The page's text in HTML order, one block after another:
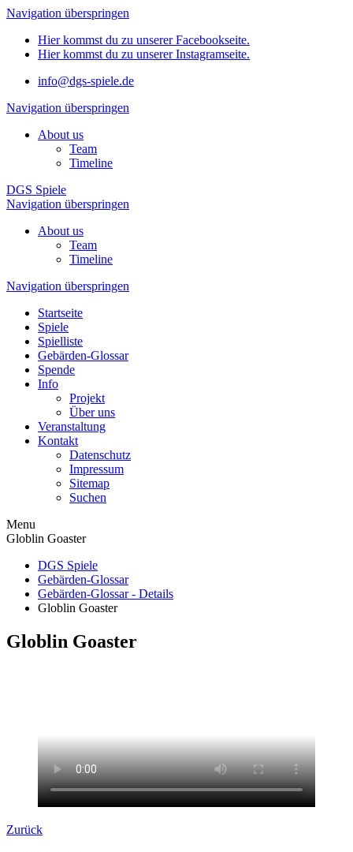
Navigation überspringen
Hier kommst du zu unserer Facebookseite.
Hier kommst du zu unserer Instagramseite.
info@dgs-spiele.de
Navigation überspringen
About us
Team
Timeline
DGS Spiele
Navigation überspringen
About us
Team
Timeline
Navigation überspringen
Startseite
Spiele
Spielliste
Gebärden-Glossar
Spende
Info
Projekt
Über uns
Veranstaltung
Kontakt
Datenschutz
Impressum
Sitemap
Suchen
Menu
Globlin Goaster
DGS Spiele
Gebärden-Glossar
Gebärden-Glossar - Details
Globlin Goaster
Globlin Goaster
Zurück